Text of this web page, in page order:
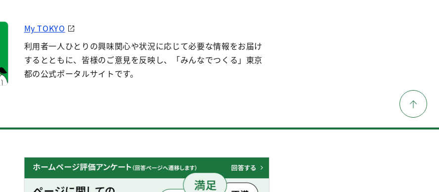
My TOKYO
利用者一人ひとりの興味関心や状況に応じて必要な情報をお届け
するとともに、皆様のご意見を反映し、「みんなでつくる」東京
都の公式ポータルサイトです。